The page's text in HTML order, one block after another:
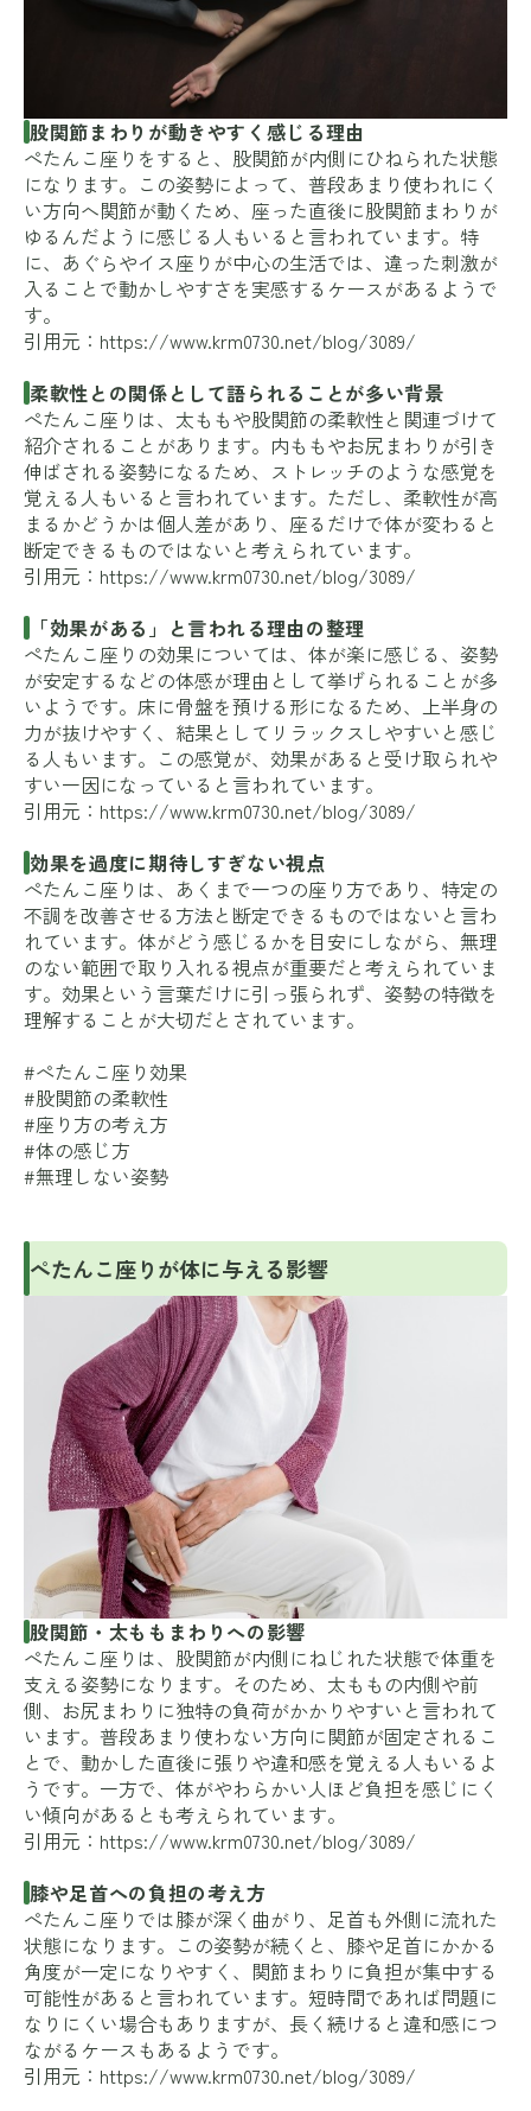
股関節まわりが動きやすく感じる理由
ぺたんこ座りをすると、股関節が内側にひねられた状態
になります。この姿勢によって、普段あまり使われにく
い方向へ関節が動くため、座った直後に股関節まわりが
ゆるんだように感じる人もいると言われています。特
に、あぐらやイス座りが中心の生活では、違った刺激が
入ることで動かしやすさを実感するケースがあるようで
す。
引用元： https://www.krm0730.net/blog/3089/
柔軟性との関係として語られることが多い背景
ぺたんこ座りは、太ももや股関節の柔軟性と関連づけて
紹介されることがあります。内ももやお尻まわりが引き
伸ばされる姿勢になるため、ストレッチのような感覚を
覚える人もいると言われています。ただし、柔軟性が高
まるかどうかは個人差があり、座るだけで体が変わると
断定できるものではないと考えられています。
引用元： https://www.krm0730.net/blog/3089/
「効果がある」と言われる理由の整理
ぺたんこ座りの効果については、体が楽に感じる、姿勢
が安定するなどの体感が理由として挙げられることが多
いようです。床に骨盤を預ける形になるため、上半身の
力が抜けやすく、結果としてリラックスしやすいと感じ
る人もいます。この感覚が、効果があると受け取られや
すい一因になっていると言われています。
引用元： https://www.krm0730.net/blog/3089/
効果を過度に期待しすぎない視点
ぺたんこ座りは、あくまで一つの座り方であり、特定の
不調を改善させる方法と断定できるものではないと言わ
れています。体がどう感じるかを目安にしながら、無理
のない範囲で取り入れる視点が重要だと考えられていま
す。効果という言葉だけに引っ張られず、姿勢の特徴を
理解することが大切だとされています。
#ぺたんこ座り効果
#股関節の柔軟性
#座り方の考え方
#体の感じ方
#無理しない姿勢
ぺたんこ座りが体に与える影響
股関節・太ももまわりへの影響
ぺたんこ座りは、股関節が内側にねじれた状態で体重を
支える姿勢になります。そのため、太ももの内側や前
側、お尻まわりに独特の負荷がかかりやすいと言われて
います。普段あまり使わない方向に関節が固定されるこ
とで、動かした直後に張りや違和感を覚える人もいるよ
うです。一方で、体がやわらかい人ほど負担を感じにく
い傾向があるとも考えられています。
引用元： https://www.krm0730.net/blog/3089/
膝や足首への負担の考え方
ぺたんこ座りでは膝が深く曲がり、足首も外側に流れた
状態になります。この姿勢が続くと、膝や足首にかかる
角度が一定になりやすく、関節まわりに負担が集中する
可能性があると言われています。短時間であれば問題に
なりにくい場合もありますが、長く続けると違和感につ
ながるケースもあるようです。
引用元： https://www.krm0730.net/blog/3089/